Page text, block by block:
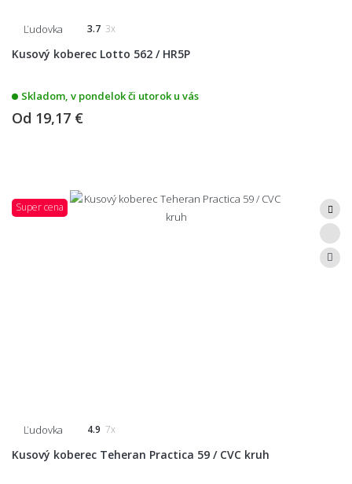
Ľudovka 3.7 3x
Kusový koberec Lotto 562 / HR5P
Skladom, v pondelok či utorok u vás
Od 19,17 €
Super cena
Ľudovka 4.9 7x
Kusový koberec Teheran Practica 59 / CVC kruh